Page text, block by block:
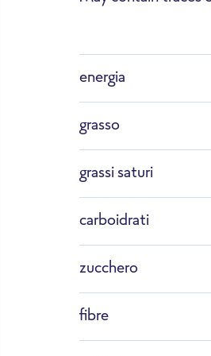
energia
grasso
grassi saturi
carboidrati
zucchero
fibre
Scongelamento